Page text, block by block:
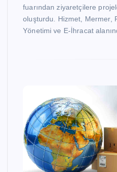
fuarından ziyaretçilere
oluşturdu. Hizmet, Mermer,
Yönetimi ve E-İhracat